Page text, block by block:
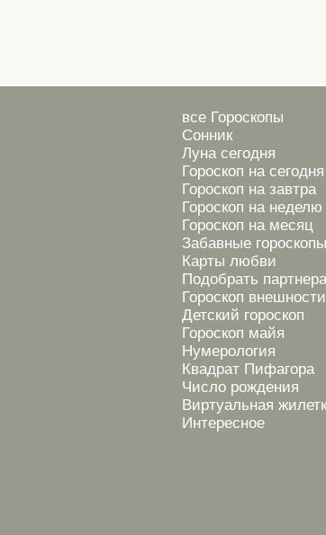
все Гороскопы
Сонник
Луна сегодня
Гороскоп на сегодня
Гороскоп на завтра
Гороскоп на неделю
Гороскоп на месяц
Забавные гороскопы
Карты любви
Подобрать партнера
Гороскоп внешности
Детский гороскоп
Гороскоп майя
Нумерология
Квадрат Пифагора
Число рождения
Виртуальная
Интересное